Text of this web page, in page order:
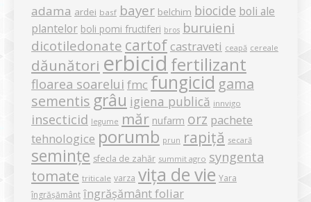
adama ardei basf bayer belchim biocide boli ale
plantelor boli pomi fructiferi bros buruieni
dicotiledonate cartof castraveti ceapă cereale
dăunători erbicidfertilizant
floarea soarelui fmc fungicid gama
sementis grâu igiena publică innvigo
insecticid legume măr nufarm orz pachete
tehnologice porumb prun rapiță secară
semințe sfecla de zahăr summit agro syngenta
tomate triticale varza vița de vie Yara
îngrășământ îngrășământ foliar